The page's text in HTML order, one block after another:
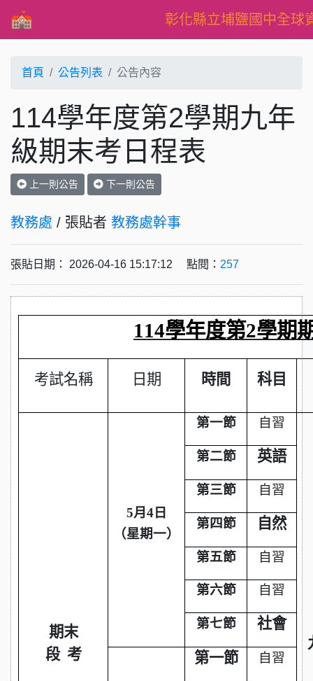
彰化縣立埔鹽國中全球
首頁 公告列表 公告內容
114學年度第2學期九年
級期末考日程表
上一則公告 下一則公告
教務處 / 張貼者 教務處幹事
張貼日期： 2026-04-16 15:17:12 點閱： 257
114學年度第2學期
考試名稱 日期 時間 科目
期末
段 考
5月4日
（星期一）
第一節 自習
第二節 英語
第三節 自習
第四節 自然
第五節 自習
第六節 自習
第七節 社會
第一節 自習